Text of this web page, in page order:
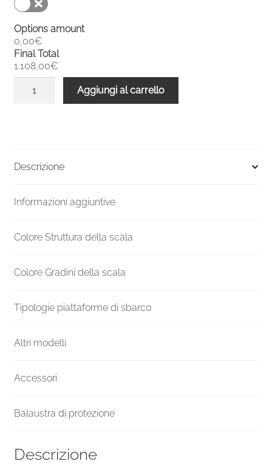
Options amount
0,00€
Final Total
1.108,00€
1840
1100
quantità
Aggiungi al carrello
Descrizione
Informazioni aggiuntive
Colore Struttura della scala
Colore Gradini della scala
Tipologie piattaforme di sbarco
Altri modelli
Accessori
Balaustra di protezione
Descrizione